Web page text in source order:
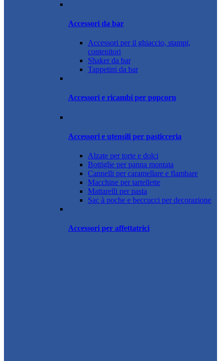
Accessori da bar
Accessori per il ghiaccio, stampi,
contenitori
Shaker da bar
Tappetini da bar
Accessori e ricambi per popcorn
Accessori e utensili per pasticceria
Alzate per torte e dolci
Bottiglie per panna montata
Cannelli per caramellare e flambare
Macchine per tartellette
Mattarelli per pasta
Sac à poche e beccucci per decorazione
Accessori per affettatrici